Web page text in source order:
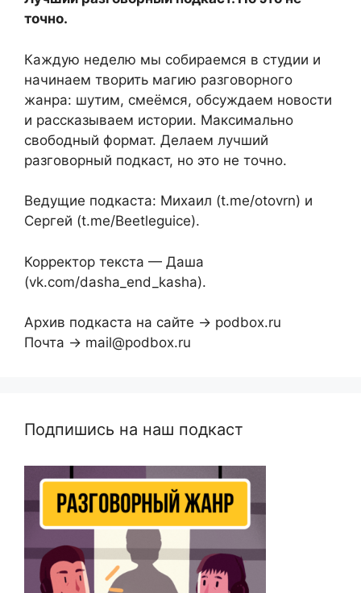
точно.
Каждую неделю мы собираемся в студии и
начинаем творить магию разговорного
жанра: шутим, смеёмся, обсуждаем новости
и рассказываем истории. Максимально
свободный формат. Делаем лучший
разговорный подкаст, но это не точно.
Ведущие подкаста: Михаил (t.me/otovrn) и
Сергей (t.me/Beetleguice).
Корректор текста — Даша
(vk.com/dasha_end_kasha).
Архив подкаста на сайте → podbox.ru
Почта → mail@podbox.ru
Подпишись на наш подкаст